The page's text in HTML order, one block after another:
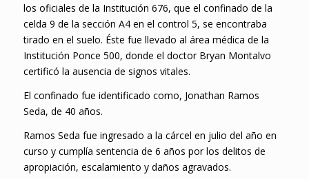
los oficiales de la Institución 676, que el confinado de la
celda 9 de la sección A4 en el control 5, se encontraba
tirado en el suelo. Éste fue llevado al área médica de la
Institución Ponce 500, donde el doctor Bryan Montalvo
certificó la ausencia de signos vitales.
El confinado fue identificado como, Jonathan Ramos
Seda, de 40 años.
Ramos Seda fue ingresado a la cárcel en julio del año en
curso y cumplía sentencia de 6 años por los delitos de
apropiación, escalamiento y daños agravados.